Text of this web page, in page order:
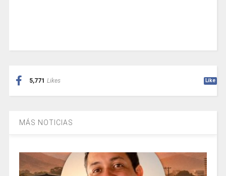
5,771 Likes Like
MÁS NOTICIAS